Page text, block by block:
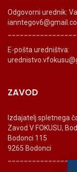
Odgovorni urednik:
E-pošta uredništva:
ZAVOD
Izdajatelj spletnega
Zavod V FOKUSU,
Bodonci 115
9265 Bodonci